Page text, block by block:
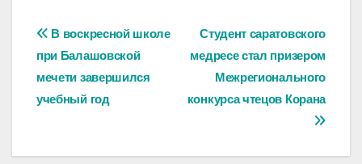
Навигация
по
записям
Студент саратовского
медресе стал призером
Межрегионального
конкурса чтецов Корана
В воскресной школе
при Балашовской
мечети завершился
учебный год